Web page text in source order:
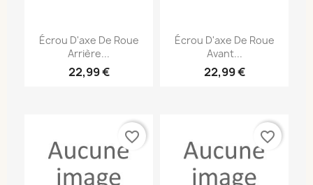
Écrou D'axe De Roue
Arrière...
22,99 €
Écrou D'axe De Roue
Avant...
22,99 €
favorite_border favorite_border